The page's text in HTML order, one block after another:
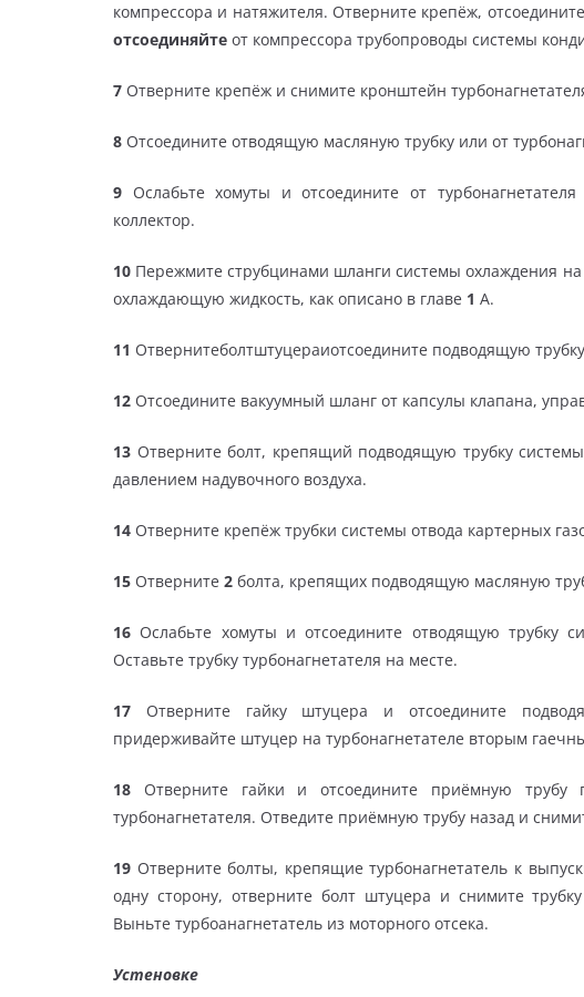
компрессора и натяжителя. Отверните крепёж,
отсоединяйте от компрессора трубопроводы системы
7 Отверните крепёж и снимите кронштейн
8 Отсоедините отводящую масляную трубку или от
9 Ослабьте хомуты и отсоедините от
коллектор.
10 Пережмите струбцинами шланги системы охлаждения на
охлаждающую жидкость, как описано в главе 1 А.
11 Отвернитеболтштуцераиотсоедините подводящую
12 Отсоедините вакуумный шланг от капсулы клапана,
13 Отверните болт, крепящий подводящую трубку
давлением надувочного воздуха.
14 Отверните крепёж трубки системы отвода картерных
15 Отверните 2 болта, крепящих подводящую масляную
16 Ослабьте хомуты и отсоедините отводящую трубку
Оставьте трубку турбонагнетателя на месте.
17 Отверните гайку штуцера и отсоедините
придерживайте штуцер на турбонагнетателе вторым
18 Отверните гайки и отсоедините приёмную трубу
турбонагнетателя. Отведите приёмную трубу назад и
19 Отверните болты, крепящие турбонагнетатель к
одну сторону, отверните болт штуцера и снимите
Выньте турбоанагнетатель из моторного отсека.
Устеновке